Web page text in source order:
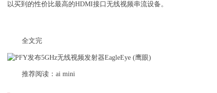
以买到的性价比最高的HDMI接口无线视频串流设备。
全文完
推荐阅读： ai mini